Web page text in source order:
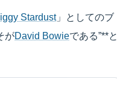
Stardust」としてのブ
がDavid Bowieである”**と